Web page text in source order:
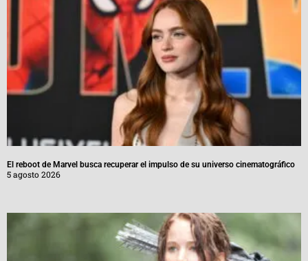
El reboot de Marvel busca recuperar el impulso de su universo cinematográfico
5 agosto 2026